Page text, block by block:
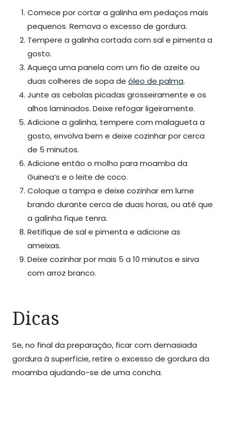
Comece por cortar a galinha em pedaços mais
pequenos. Remova o excesso de gordura.
Tempere a galinha cortada com sal e pimenta a
gosto.
Aqueça uma panela com um fio de azeite ou
duas colheres de sopa de óleo de palma.
Junte as cebolas picadas grosseiramente e os
alhos laminados. Deixe refogar ligeiramente.
Adicione a galinha, tempere com malagueta a
gosto, envolva bem e deixe cozinhar por cerca
de 5 minutos.
Adicione então o molho para moamba da
Guinea’s e o leite de coco.
Coloque a tampa e deixe cozinhar em lume
brando durante cerca de duas horas, ou até que
a galinha fique tenra.
Retifique de sal e pimenta e adicione as
ameixas.
Deixe cozinhar por mais 5 a 10 minutos e sirva
com arroz branco.
Dicas
Se, no final da preparação, ficar com demasiada
gordura à superfície, retire o excesso de gordura da
moamba ajudando-se de uma concha.